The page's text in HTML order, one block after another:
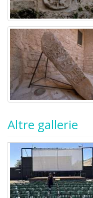
Altre gallerie